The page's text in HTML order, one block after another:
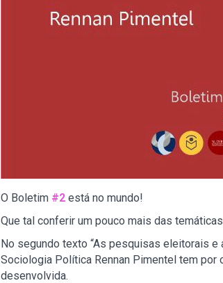
O Boletim #2 está no mundo!
Que tal conferir um pouco mais das
No segundo texto “As pesquisas eleitorais e
Sociologia Política Rennan Pimentel tem por
desenvolvida.